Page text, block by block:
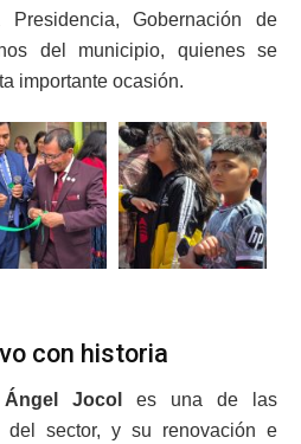
Gobernación de
del municipio, quienes se
importante ocasión.
con historia
Jocol
es una de las
del sector, y su renovación e